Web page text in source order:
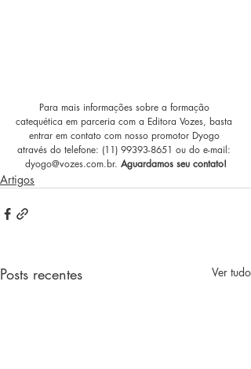
Para mais informações sobre a formação
catequética em parceria com a Editora Vozes, basta
entrar em contato com nosso promotor Dyogo
através do telefone: (11) 99393-8651 ou do e-mail:
dyogo@vozes.com.br. Aguardamos seu contato!
Artigos
Posts recentes Ver tudo